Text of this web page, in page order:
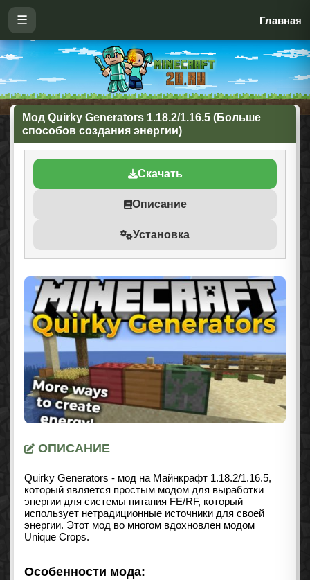
☰ Главная
Мод Quirky Generators 1.18.2/1.16.5 (Больше
способов создания энергии)
Скачать
Описание
Установка
ОПИСАНИЕ
Quirky Generators - мод на Майнкрафт 1.18.2/1.16.5,
который является простым модом для выработки
энергии для системы питания FE/RF, который
использует нетрадиционные источники для своей
энергии. Этот мод во многом вдохновлен модом
Unique Crops.
Особенности мода: